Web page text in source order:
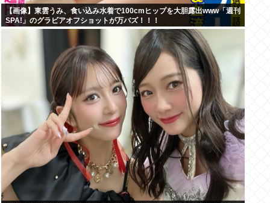
【画像】東雲うみ、食い込み水着で100cmヒップを大胆露出www「週刊
SPA!」のグラビアオフショットが万バズ！！！